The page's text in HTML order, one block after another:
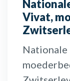
Vivat,
Nationale